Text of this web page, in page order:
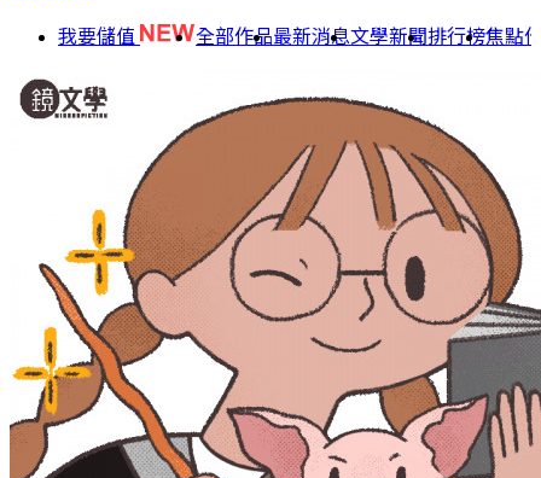
我要儲值 全部作品最新消息文學新聞排行榜焦點